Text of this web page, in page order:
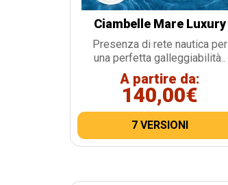
Ciambelle Mare Luxury
Presenza di rete nautica per
una perfetta galleggiabilità..
A partire da:
140,00€
7 VERSIONI